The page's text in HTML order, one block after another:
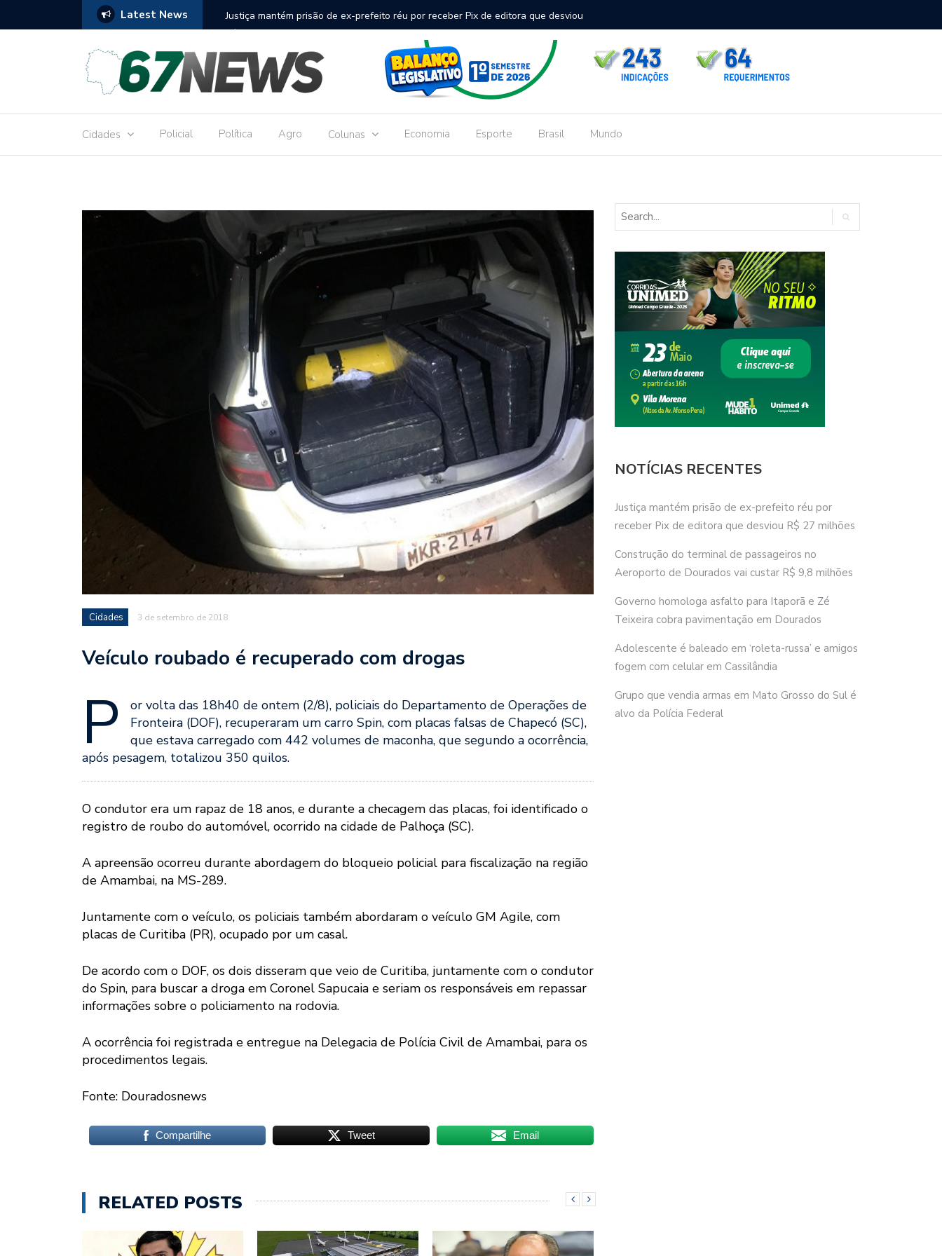
Latest News
réu por receber Pix de editora que desviou
Construção do terminal de passageiros no Aeroporto de Dourados vai custar R$
9,8 milhões
Dourados
Cidades Policial Política Agro Colunas Economia Esporte Brasil Mundo
Cidades 3 de setembro de 2018
Veículo roubado é recuperado com drogas
P
or volta das 18h40 de ontem (2/8), policiais do Departamento de Operações de
Fronteira (DOF), recuperaram um carro Spin, com placas falsas de Chapecó (SC),
que estava carregado com 442 volumes de maconha, que segundo a ocorrência,
após pesagem, totalizou 350 quilos.
O condutor era um rapaz de 18 anos, e durante a checagem das placas, foi identificado o
registro de roubo do automóvel, ocorrido na cidade de Palhoça (SC).
A apreensão ocorreu durante abordagem do bloqueio policial para fiscalização na região
de Amambai, na MS-289.
Juntamente com o veículo, os policiais também abordaram o veículo GM Agile, com
placas de Curitiba (PR), ocupado por um casal.
De acordo com o DOF, os dois disseram que veio de Curitiba, juntamente com o condutor
do Spin, para buscar a droga em Coronel Sapucaia e seriam os responsáveis em repassar
informações sobre o policiamento na rodovia.
A ocorrência foi registrada e entregue na Delegacia de Polícia Civil de Amambai, para os
procedimentos legais.
Fonte: Douradosnews
Compartilhe Tweet Email
RELATED POSTS
NOTÍCIAS RECENTES
Justiça mantém prisão de ex-prefeito réu por
receber Pix de editora que desviou R$ 27 milhões
Construção do terminal de passageiros no
Aeroporto de Dourados vai custar R$ 9,8 milhões
Governo homologa asfalto para Itaporã e Zé
Teixeira cobra pavimentação em Dourados
Adolescente é baleado em ‘roleta-russa’ e amigos
fogem com celular em Cassilândia
Grupo que vendia armas em Mato Grosso do Sul é
alvo da Polícia Federal